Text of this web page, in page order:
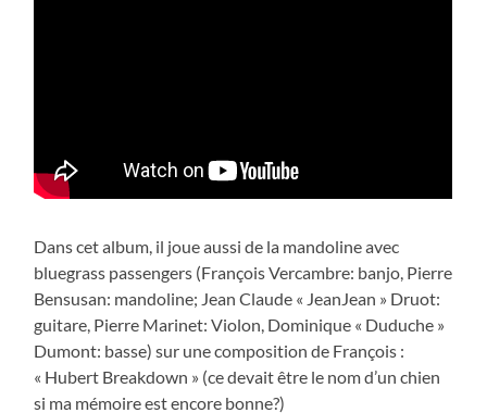
Dans cet album, il joue aussi de la mandoline avec
bluegrass passengers (François Vercambre: banjo, Pierre
Bensusan: mandoline; Jean Claude « JeanJean » Druot:
guitare, Pierre Marinet: Violon, Dominique « Duduche »
Dumont: basse) sur une composition de François :
« Hubert Breakdown » (ce devait être le nom d’un chien
si ma mémoire est encore bonne?)